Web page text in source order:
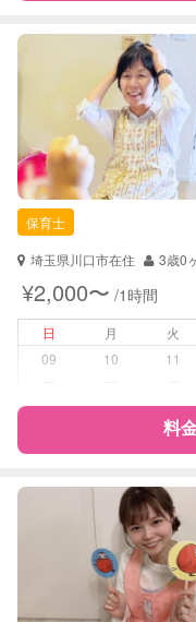
レッスン
お子様の撮影
（定期特典）
特徴 料金 レ
サポートの特徴
資格
対応可能/特徴
保育士
埼玉県川口市在住
3歳0
¥2,000〜 /1時間
日 月 火
09
10 11
料
特徴 料金 レ
サポートの特徴